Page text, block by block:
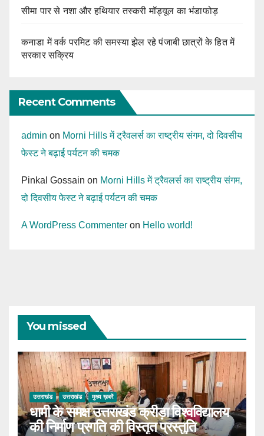
सीमा पार से नशा और हथियार तस्करी मॉड्यूल का भंडाफोड़
कनाडा में वर्क परमिट की समस्या झेल रहे पंजाबी छात्रों के हित में
सरकार सक्रिय
Recent Comments
admin on Morni Hills में ट्रैवलर्स का राष्ट्रीय संगम, दो दिवसीय
फेस्ट ने बढ़ाई पर्यटन की चमक
Pinkal Gossain on Morni Hills में ट्रैवलर्स का राष्ट्रीय संगम,
दो दिवसीय फेस्ट ने बढ़ाई पर्यटन की चमक
A WordPress Commenter on Hello world!
You missed
उत्तराखंड उत्तराखंड मुख्य ख़बरें
धामी के समक्ष उत्तराखंड क्रीड़ा विश्वविद्यालय
की निर्माण प्रगति की विस्तृत प्रस्तुति